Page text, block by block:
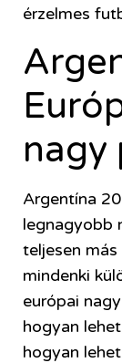
érzelmes
nagy
Argentína
legnagyobb
teljesen
mindenki
európai
hogyan
hogyan